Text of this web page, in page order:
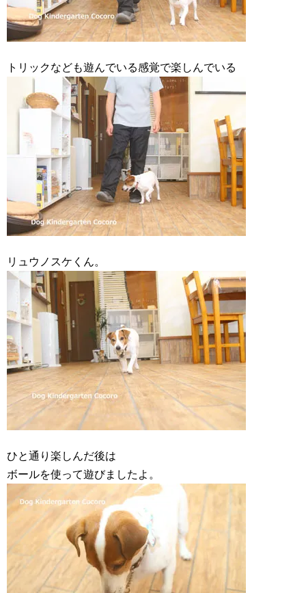
トリックなども遊んでいる感覚で楽しんでいる
リュウノスケくん。
ひと通り楽しんだ後は
ボールを使って遊びましたよ。